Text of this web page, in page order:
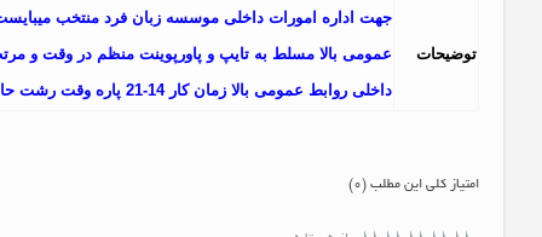
توضيحات
جهت اداره امورات داخلی موسسه زبان فرد منتخب
عمومی بالا مسلط به تایپ و پاورپوینت منظم در وقت و
داخلی روابط عمومی بالا زمان کار 14-21 پاره وقت رشت حاجی اباد
امتیاز کلی این مطلب (0)